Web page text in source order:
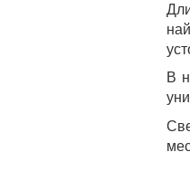
В